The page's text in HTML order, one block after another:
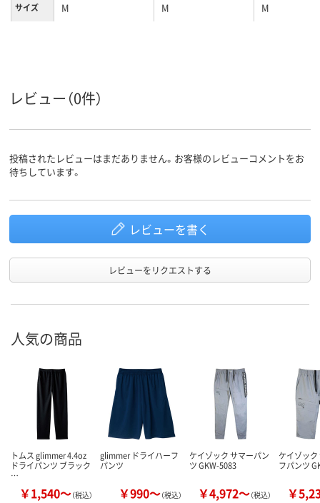
サイズ M M M
レビュー（0件）
投稿されたレビューはまだありません。お客様のレビューコメントをお
待ちしています。
レビューを書く
レビューをリクエストする
人気の商品
トムス glimmer 4.4oz
ドライパンツ ブラック
…
￥1,540～（税込）
glimmer ドライハーフ
パンツ
￥990～（税込）
ケイゾック サマーパン
ツ GKW-5083
￥4,972～（税込）
ケイゾッ
フパンツ
￥